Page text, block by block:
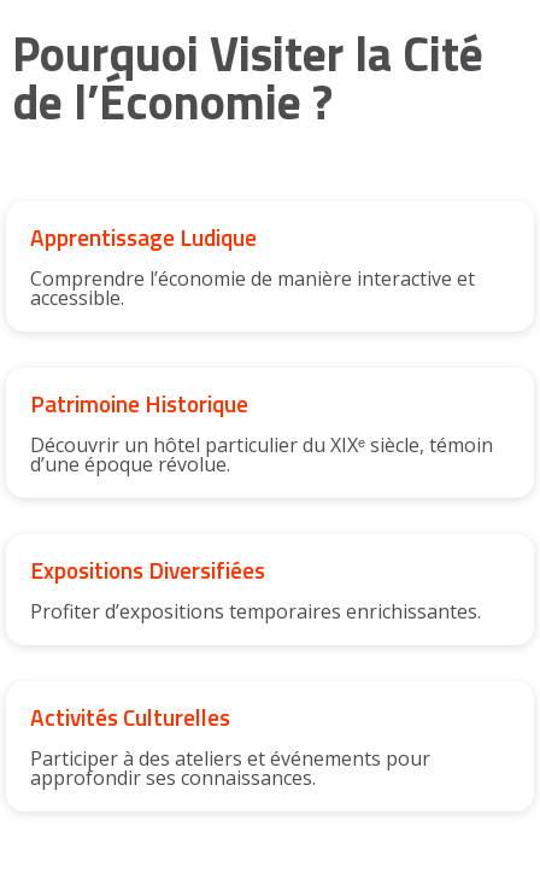
Pourquoi Visiter la Cité
de l’Économie ?
Apprentissage Ludique
Comprendre l’économie de manière interactive et
accessible.
Patrimoine Historique
Découvrir un hôtel particulier du XIXᵉ siècle, témoin
d’une époque révolue.
Expositions Diversifiées
Profiter d’expositions temporaires enrichissantes.
Activités Culturelles
Participer à des ateliers et événements pour
approfondir ses connaissances.